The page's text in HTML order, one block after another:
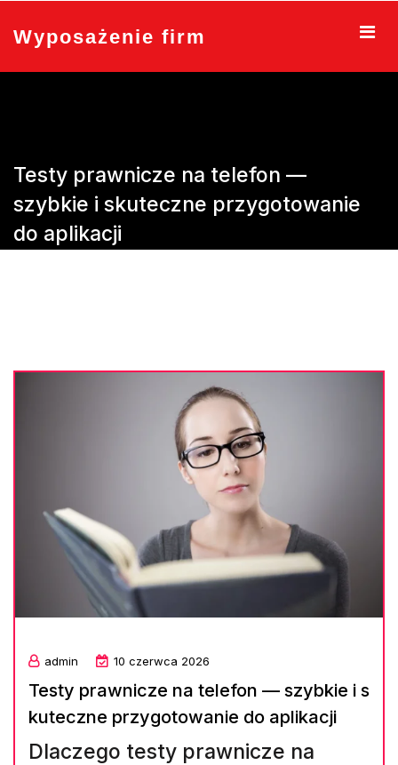
content
Wyposażenie firm
Testy prawnicze na telefon —
szybkie i skuteczne przygotowanie
do aplikacji
admin 10 czerwca 2026
Testy prawnicze na telefon — szybkie i s
kuteczne przygotowanie do aplikacji
Dlaczego testy prawnicze na